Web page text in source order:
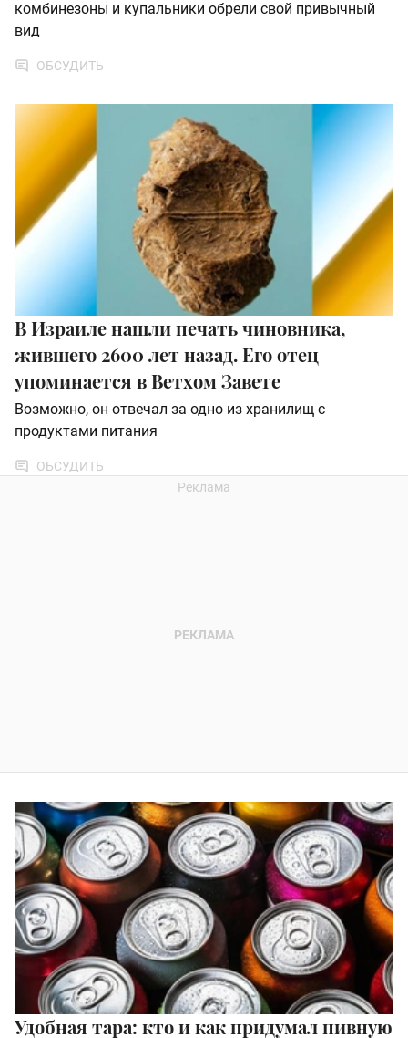
комбинезоны и купальники обрели свой привычный
вид
ОБСУДИТЬ
В Израиле нашли печать чиновника,
жившего 2600 лет назад. Его отец
упоминается в Ветхом Завете
Возможно, он отвечал за одно из хранилищ с
продуктами питания
ОБСУДИТЬ
Удобная тара: кто и как придумал пивную